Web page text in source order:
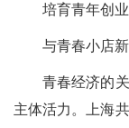
培育青年创业
与青春小店新
青春经济的关
主体活力。上海